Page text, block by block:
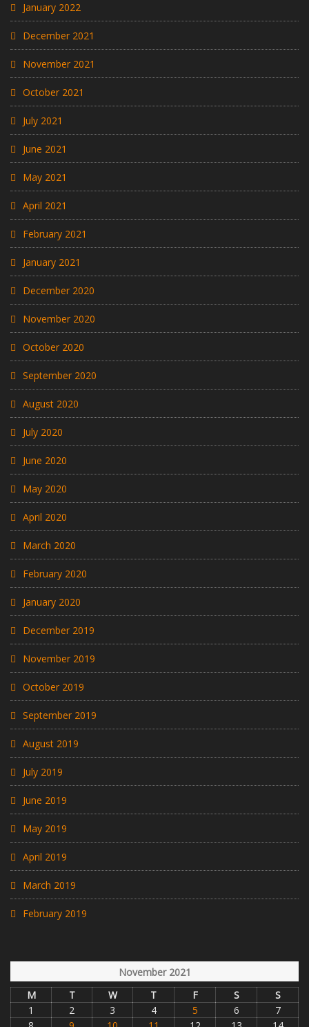
January 2022
December 2021
November 2021
October 2021
July 2021
June 2021
May 2021
April 2021
February 2021
January 2021
December 2020
November 2020
October 2020
September 2020
August 2020
July 2020
June 2020
May 2020
April 2020
March 2020
February 2020
January 2020
December 2019
November 2019
October 2019
September 2019
August 2019
July 2019
June 2019
May 2019
April 2019
March 2019
February 2019
November 2021
M
T W T F S
S
1
2 3 4 5 6
7